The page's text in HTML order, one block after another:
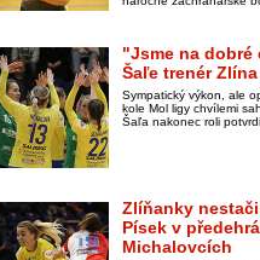
"Jsme na dobré
Šaľe trenér
Sympatický výkon, ale
kole Mol ligy chvílemi
Šaľa nakonec roli
Zlíňanky
Písek v
Michalovcích